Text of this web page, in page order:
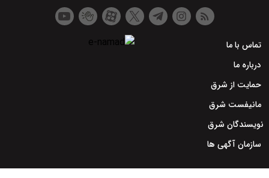
تماس با ما
درباره ما
حمایت از شرق
مانیفست شرق
نویسندگان شرق
سازمان آگهی ها